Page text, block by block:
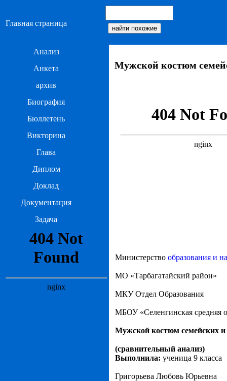
Главная страница
Анализ
Анкета
архив
Биография
Бюллетень
Викторина
Глава
Диплом
Доклад
Документация
Задача
Мужской костюм
Министерство образования и
МО «Тарбагатайский район»
МКУ Отдел Образования
МБОУ «Селенгинская средняя
Мужской костюм семейских
(сравнительный анализ)
Выполнила: ученица 9 класса
Григорьева Любовь Юрьевна